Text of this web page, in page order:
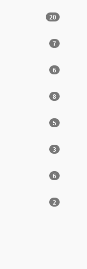
20
7
6
8
5
3
6
2